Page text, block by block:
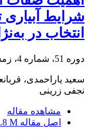
شرایط آبیاری
انتخاب در
دوره 51، شماره 4، زمستان 1399، صفحه
سعید یاراحمدی،
نجفی زرینی
مشاهده مقاله
اصل مقاله M